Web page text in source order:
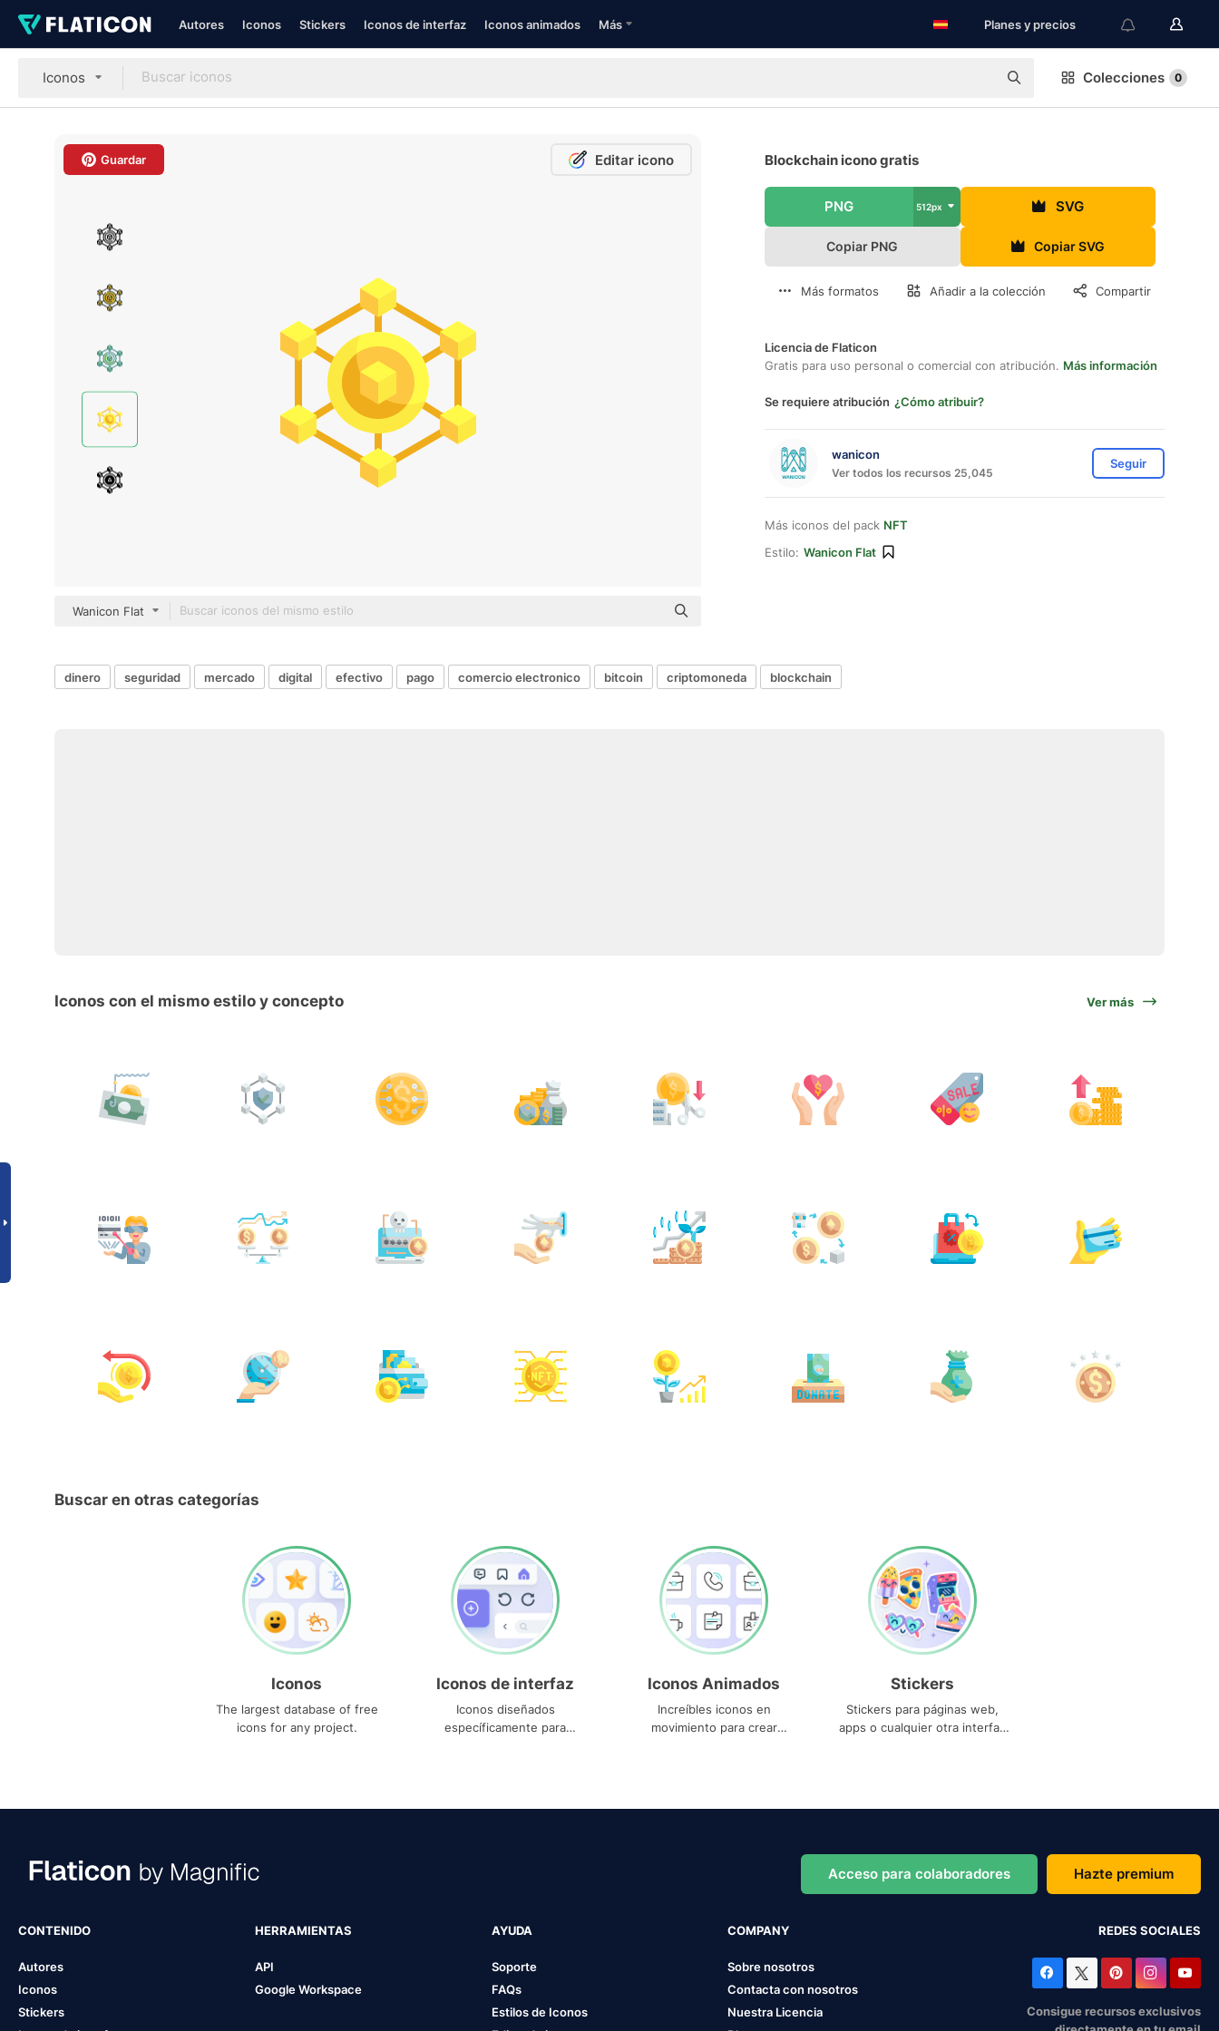
Autores Iconos Stickers Iconos de interfaz Iconos animados Más Planes y precios
Iconos Colecciones 0
Guardar Editar icono
Wanicon Flat
Blockchain icono gratis
PNG 512px SVG
Copiar PNG Copiar SVG
Más formatos Añadir a la colección Compartir
Licencia de Flaticon
Gratis para uso personal o comercial con atribución. Más información
Se requiere atribución ¿Cómo atribuir?
wanicon
Ver todos los recursos 25,045
Seguir
Más iconos del pack NFT
Estilo: Wanicon Flat
dinero seguridad mercado digital efectivo pago comercio electronico bitcoin criptomoneda blockchain
Iconos con el mismo estilo y concepto Ver más
Buscar en otras categorías
Iconos
The largest database of free
icons for any project.
Iconos de interfaz
Iconos diseñados
específicamente para
Iconos Animados
Increíbles iconos en
movimiento para crear
Stickers
Stickers para páginas web,
apps o cualquier otra interfaz
Acceso para colaboradores Hazte premium
CONTENIDO
Autores
Iconos
Stickers
HERRAMIENTAS
API
Google Workspace
AYUDA
Soporte
FAQs
Estilos de Iconos
COMPANY
Sobre nosotros
Contacta con nosotros
Nuestra Licencia
REDES SOCIALES
Consigue recursos exclusivos